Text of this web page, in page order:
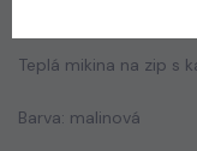
Teplá mikina na zip s
Barva: malinová